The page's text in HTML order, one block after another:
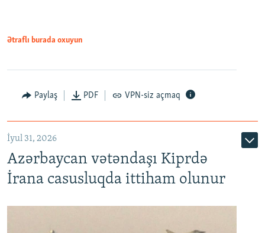
Ətraflı burada oxuyun
Paylaş PDF VPN-siz açmaq
İyul 31, 2026
Azərbaycan vətəndaşı Kiprdə
İrana casusluqda ittiham olunur